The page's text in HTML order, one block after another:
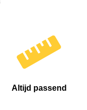
Altijd passend